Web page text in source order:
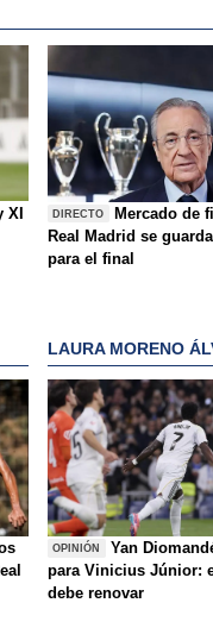
XI
DIRECTO
Mercado de
Real Madrid se
para el final
LAURA MORENO
OPINIÓN
Yan
para Vinicius Júnior:
debe renovar